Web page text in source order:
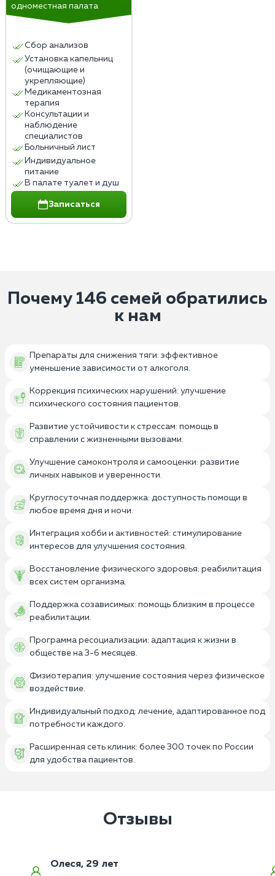
одноместная палата
Сбор анализов
Установка капельниц
(очищающие и
укрепляющие)
Медикаментозная
терапия
Консультации и
наблюдение
специалистов
Больничный лист
Индивидуальное
питание
В палате туалет и душ
Записаться
Почему 146 семей обратились
к нам
Препараты для снижения тяги: эффективное
уменьшение зависимости от алкоголя.
Коррекция психических нарушений: улучшение
психического состояния пациентов.
Развитие устойчивости к стрессам: помощь в
справлении с жизненными вызовами.
Улучшение самоконтроля и самооценки: развитие
личных навыков и уверенности.
Круглосуточная поддержка: доступность помощи в
любое время дня и ночи.
Интеграция хобби и активностей: стимулирование
интересов для улучшения состояния.
Восстановление физического здоровья: реабилитация
всех систем организма.
Поддержка созависимых: помощь близким в процессе
реабилитации.
Программа ресоциализации: адаптация к жизни в
обществе на 3-6 месяцев.
Физиотерапия: улучшение состояния через физическое
воздействие.
Индивидуальный подход: лечение, адаптированное под
потребности каждого.
Расширенная сеть клиник: более 300 точек по России
для удобства пациентов.
Отзывы
Олеся, 29 лет